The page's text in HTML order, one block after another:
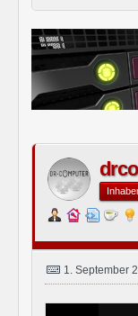
1. September